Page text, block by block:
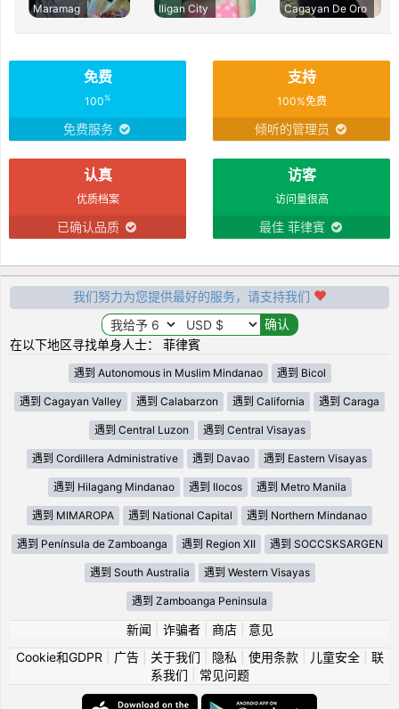
Maramag
Iligan City
Cagayan De Oro
免费
100%
免费服务
支持
100%免费
倾听的管理员
认真
优质档案
已确认品质
访客
访问量很高
最佳 菲律賓
我们努力为您提供最好的服务，请支持我们
在以下地区寻找单身人士： 菲律賓
遇到 Autonomous in Muslim Mindanao 遇到 Bicol
遇到 Cagayan Valley 遇到 Calabarzon 遇到 California 遇到 Caraga
遇到 Central Luzon 遇到 Central Visayas
遇到 Cordillera Administrative 遇到 Davao 遇到 Eastern Visayas
遇到 Hilagang Mindanao 遇到 Ilocos 遇到 Metro Manila
遇到 MIMAROPA 遇到 National Capital 遇到 Northern Mindanao
遇到 Península de Zamboanga 遇到 Region XII 遇到 SOCCSKSARGEN
遇到 South Australia 遇到 Western Visayas
遇到 Zamboanga Peninsula
新闻 诈骗者| 商店| 意见
Cookie和GDPR
广告| 关于我们 隐私 使用条款| 儿童安全| 联
系我们
常见问题